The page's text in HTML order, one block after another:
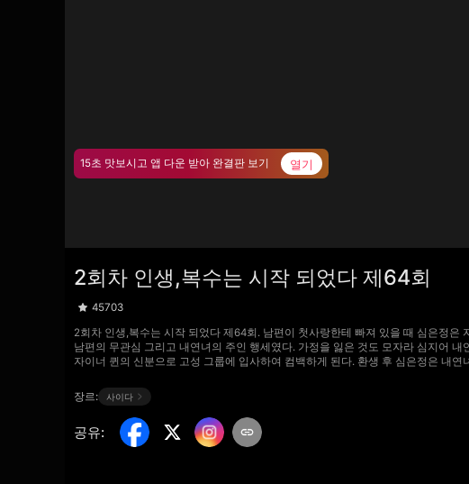
15초 맛보시고 앱 다운 받아 완결판 보기 열기
2회차 인생,복수는 시작 되었다 제64회
45703
2회차 인생,복수는 시작 되었다 제64회. 남편이 첫사랑한테 빠져 있을 때 심은정
남편의 무관심 그리고 내연녀의 주인 행세였다. 가정을 잃은 것도 모자라 심지어
자이너 퀸의 신분으로 고성 그룹에 입사하여 컴백하게 된다. 환생 후 심은정은 내
장르: 사이다
공유: